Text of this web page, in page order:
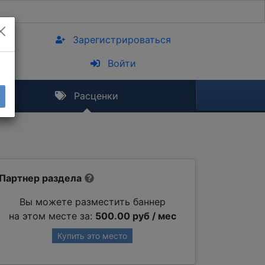
Зарегистрироваться
Войти
Расценки
Партнер раздела
Вы можете разместить баннер
на этом месте за: 500.00 руб / мес
Купить это место